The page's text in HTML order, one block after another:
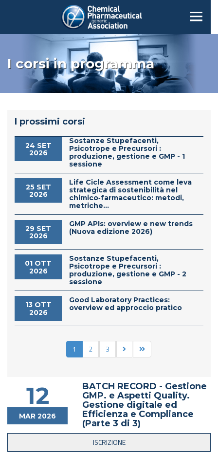
I corsi in programma
I prossimi corsi
24 SET
2026
Sostanze Stupefacenti,
Psicotrope e Precursori :
produzione, gestione e GMP - 1
sessione
25 SET
2026
Life Cicle Assessment come leva
strategica di sostenibilità nel
chimico‑farmaceutico: metodi,
metriche...
29 SET
2026
GMP APIs: overview e new trends
(Nuova edizione 2026)
01 OTT
2026
Sostanze Stupefacenti,
Psicotrope e Precursori :
produzione, gestione e GMP - 2
sessione
13 OTT
2026
Good Laboratory Practices:
overview ed approccio pratico
1 2 3
12
MAR 2026
BATCH RECORD - Gestione
GMP. e Aspetti Quality.
Gestione digitale ed
Efficienza e Compliance
(Parte 3 di 3)